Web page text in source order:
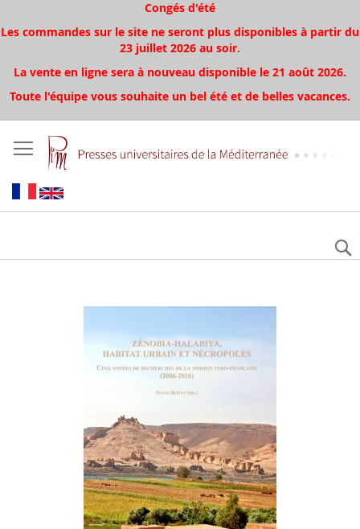
Congés d'été
Les commandes sur le site ne seront plus disponibles à partir du
23 juillet 2026 au soir.
La vente en ligne sera à nouveau disponible le 21 août 2026.
Toute l'équipe vous souhaite un bel été et de belles vacances.